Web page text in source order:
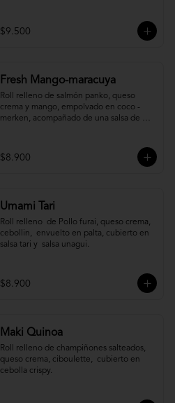
$9.500
Fresh Mango-maracuya
Roll relleno de salmón panko, queso
crema y mango, empolvado en coco -
merken, acompañado de una salsa de
$8.900
Umami Tari
Roll relleno  de Pollo furai, queso crema,
cebollin,  envuelto en palta, cubierto en
salsa tari y  salsa unagui.
$8.900
Maki Quinoa
​Roll relleno de champiñones salteados,
queso crema, ciboulette,  cubierto en
cebolla crispy.